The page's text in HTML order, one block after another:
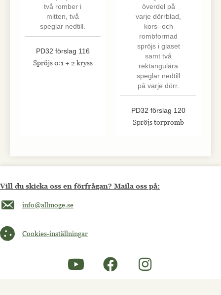
PD32 förslag 116
Spröjs 0:1 + 2 kryss
PD32 förslag 120
Spröjs torpromb
Vill du skicka oss en förfrågan? Maila oss på:
Maila oss på info@allmoge.se
info@allmoge.se
Cookies-inställningar
Cookies-inställningar